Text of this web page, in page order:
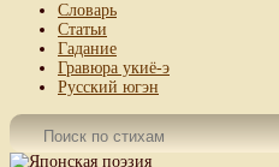
Словарь
Статьи
Гадание
Гравюра укиё-э
Русский югэн